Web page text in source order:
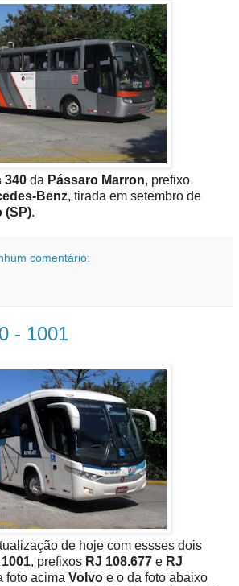
340 da Pássaro Marron, prefixo
Benz, tirada em setembro de
(SP).
comentário:
- 1001
de hoje com essses dois
1001, prefixos RJ 108.677 e RJ
foto acima Volvo e o da foto abaixo